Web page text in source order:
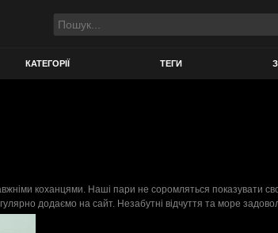
КАТЕГОРІЇ ТЕГИ
коханцями. Наші пари не соромляться
додаємо на сайт. Незабутні відчуття та море